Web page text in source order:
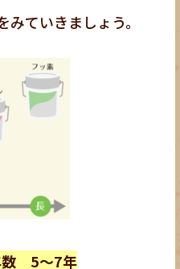
ていきましょう。
5～7年